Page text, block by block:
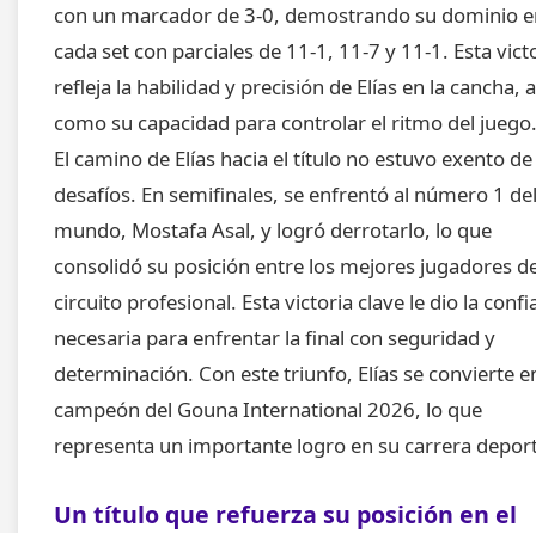
con un marcador de 3-0, demostrando su dominio
cada set con parciales de 11-1, 11-7 y 11-1. Esta
refleja la habilidad y precisión de Elías en la cancha,
como su capacidad para controlar el ritmo del juego.
El camino de Elías hacia el título no estuvo exento de
desafíos. En semifinales, se enfrentó al número 1 del
mundo, Mostafa Asal, y logró derrotarlo, lo que
consolidó su posición entre los mejores jugadores
circuito profesional. Esta victoria clave le dio la
necesaria para enfrentar la final con seguridad y
determinación. Con este triunfo, Elías se convierte
campeón del Gouna International 2026, lo que
representa un importante logro en su carrera
Un título que refuerza su posición en el